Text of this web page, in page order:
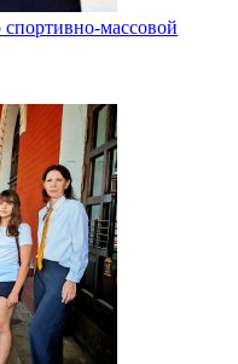
массовой